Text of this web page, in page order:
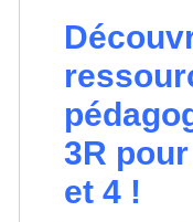
3R
et 4 !